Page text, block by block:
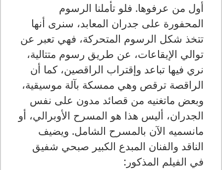
أول من عرفوها. فلو تأملنا الرسوم
المحفورة على جدران المعابد، سنرى أنها
تتخذ شكل الرسوم المتحركة، فهي تعبر عن
توالي الإيقاعات، عن طريق رسوم متتالية،
نري فيها تباعد وإقتراب الراقصين، كما أن
الراقصة ترقص وهي ممسكة بآلة موسيقية،
وبعض ماتغنيه من قصائد مدون على نفس
الجدران، أليس هذا هو المسرح الأوبرالي، أو
مانسميه الآن بالمسرح الشامل. ويضيف
الناقد والفنان المبدع الكبير صبحي شفيق
في الفيلم المذكور: